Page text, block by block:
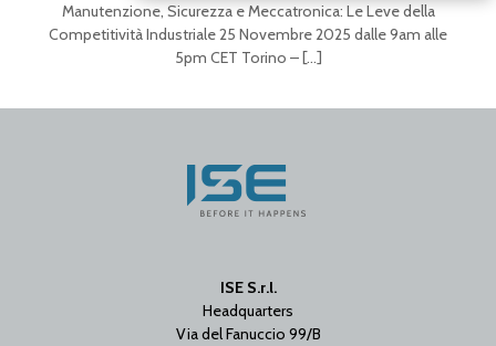
Manutenzione, Sicurezza e Meccatronica: Le Leve della
Competitività Industriale 25 Novembre 2025 dalle 9am alle
5pm CET Torino –[…]
ISE S.r.l.
Headquarters
Via del Fanuccio 99/B